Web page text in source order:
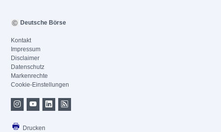
Deutsche Börse
Kontakt
Impressum
Disclaimer
Datenschutz
Markenrechte
Cookie-Einstellungen
Drucken